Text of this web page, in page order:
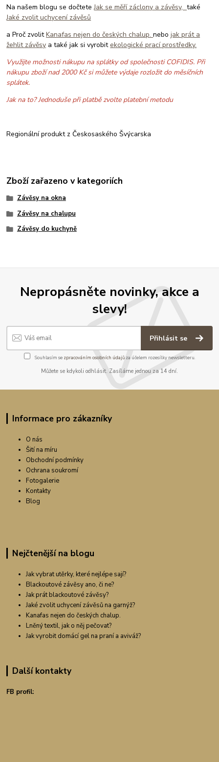
Na našem blogu se dočteteJak se měří záclony a závěsy,také
Jaké zvolit uchycení závěsů
a Proč zvolitKanafas nejen do českých chalup.nebojak prát a
žehlit závěsy a také jak si vyrobitekologické prací prostředky.
Využijte možnosti nákupu na splátky od společnosti COFIDIS. Při
nákupu zboží nad 2000 Kč si můžete výdaje rozložit do měsíčních
splátek.
Jak na to? Jednoduše při platbě zvolte platební metodu
Regionální produkt z Českosaského Švýcarska
Zboží zařazeno v kategoriích
Závěsy na okna
Závěsy na chalupu
Závěsy do kuchyně
Nepropásněte novinky, akce a
slevy!
Přihlásit se
Souhlasím se zpracováním osobních údajůza účelem rozesílky newsletteru.
Můžete se kdykoli odhlásit. Zasíláme jednou za 14 dní.
Informace pro zákazníky
O nás
Šití na míru
Obchodní podmínky
Ochrana soukromí
Fotogalerie
Kontakty
Blog
Nejčtenější na blogu
Jak vybrat utěrky, které nejlépe sají?
Blackoutové závěsy ano, či ne?
Jak prát blackoutové závěsy?
Jaké zvolit uchycení závěsů na garnýž?
Kanafas nejen do českých chalup.
Lněný textil, jak o něj pečovat?
Jak vyrobit domácí gel na praní a aviváž?
Další kontakty
FB profil: